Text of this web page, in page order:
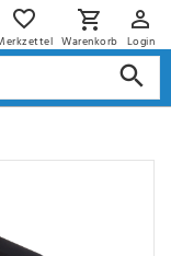
Warenkorb Login